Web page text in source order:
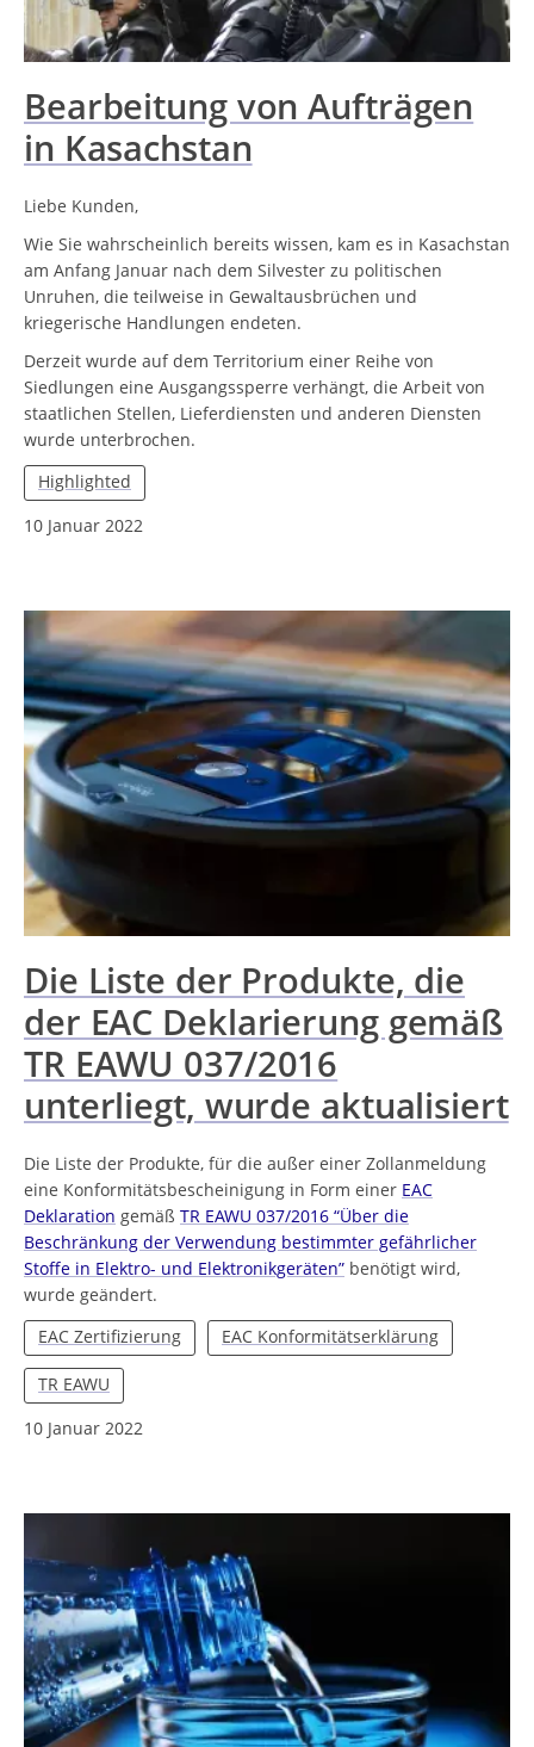
Bearbeitung von Aufträgen
in Kasachstan
Liebe Kunden,
Wie Sie wahrscheinlich bereits wissen, kam es in Kasachstan
am Anfang Januar nach dem Silvester zu politischen
Unruhen, die teilweise in Gewaltausbrüchen und
kriegerische Handlungen endeten.
Derzeit wurde auf dem Territorium einer Reihe von
Siedlungen eine Ausgangssperre verhängt, die Arbeit von
staatlichen Stellen, Lieferdiensten und anderen Diensten
wurde unterbrochen.
Highlighted
10 Januar 2022
Die Liste der Produkte, die
der EAC Deklarierung gemäß
TR EAWU 037/2016
unterliegt, wurde aktualisiert
Die Liste der Produkte, für die außer einer Zollanmeldung
eine Konformitätsbescheinigung in Form einer EAC
Deklaration gemäß TR EAWU 037/2016 “Über die
Beschränkung der Verwendung bestimmter gefährlicher
Stoffe in Elektro- und Elektronikgeräten” benötigt wird,
wurde geändert.
EAC Zertifizierung
EAC Konformitätserklärung
TR EAWU
10 Januar 2022